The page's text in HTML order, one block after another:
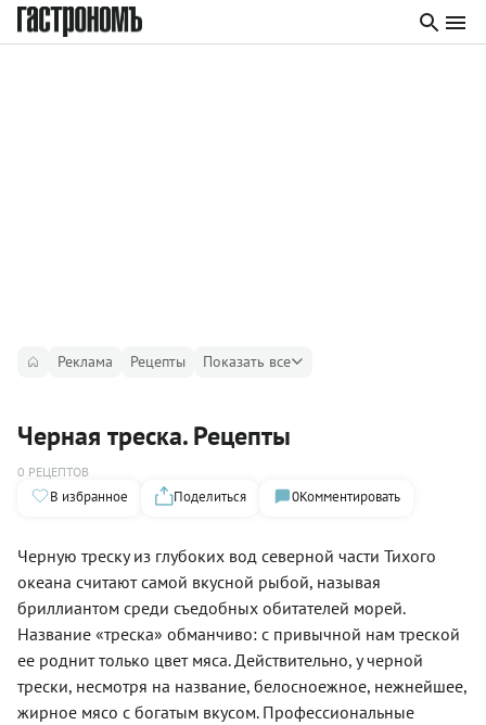
Реклама Рецепты Показать все
Черная треска. Рецепты
0 РЕЦЕПТОВ
В избранное Поделиться 0Комментировать
Черную треску из глубоких вод северной части Тихого
океана считают самой вкусной рыбой, называя
бриллиантом среди съедобных обитателей морей.
Название «треска» обманчиво: с привычной нам треской
ее роднит только цвет мяса. Действительно, у черной
трески, несмотря на название, белосноежное, нежнейшее,
жирное мясо с богатым вкусом. Профессиональные